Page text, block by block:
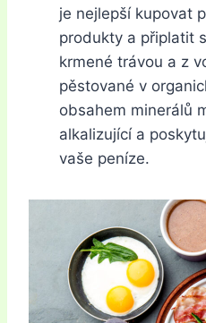
je nejlepší kupovat
produkty a připlatit
krmené trávou a z
pěstované v
obsahem minerálů
alkalizující a
vaše peníze.